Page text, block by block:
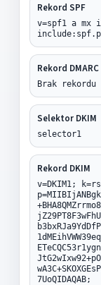
Rekord SPF
v=spf1 a mx
Rekord DMARC
Brak rekordu
Selektor DKIM
selector1
Rekord DKIM
v=DKIM1;
7UoQIDAQAB;